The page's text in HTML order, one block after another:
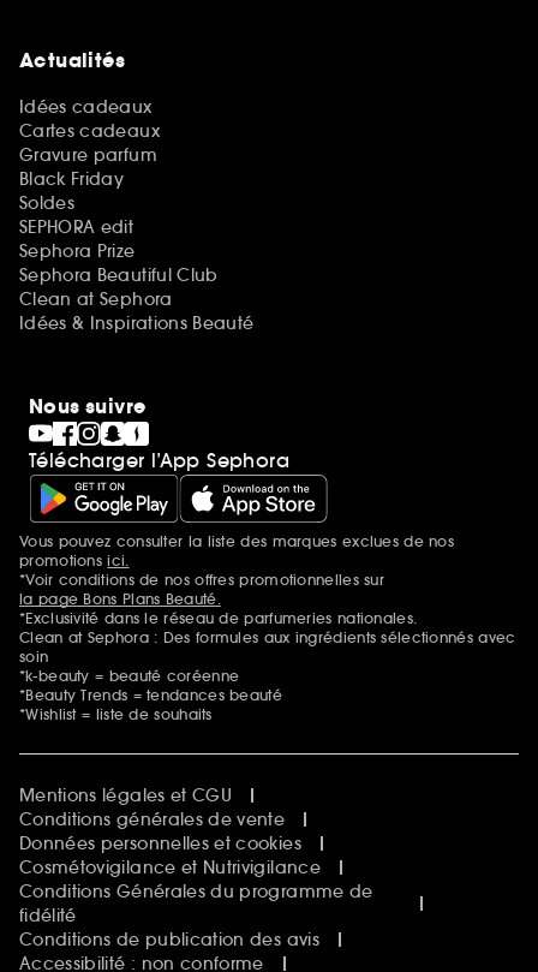
Actualités
Idées cadeaux
Cartes cadeaux
Gravure parfum
Black Friday
Soldes
SEPHORA edit
Sephora Prize
Sephora Beautiful Club
Clean at Sephora
Idées & Inspirations Beauté
Nous suivre
Télécharger l’App Sephora
Mentions additionnelles
Vous pouvez consulter la liste des marques exclues de nos
promotionsici.
*Voir conditions de nos offres promotionnelles sur
la page Bons Plans Beauté.
*Exclusivité dans le réseau de parfumeries nationales.
Clean at Sephora : Des formules aux ingrédients sélectionnés avec
soin
*k-beauty = beauté coréenne
*Beauty Trends = tendances beauté
*Wishlist = liste de souhaits
Mentions légales et CGU
Conditions générales de vente
Données personnelles et cookies
Cosmétovigilance et Nutrivigilance
Conditions Générales du programme de
fidélité
Conditions de publication des avis
Accessibilité : non conforme